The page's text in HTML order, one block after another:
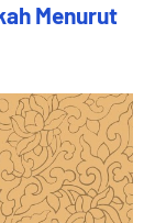
Menurut